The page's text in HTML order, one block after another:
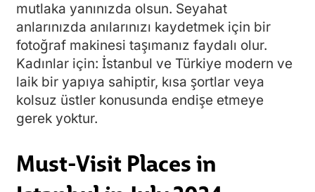
mutlaka yanınızda olsun. Seyahat
anlarınızda anılarınızı kaydetmek için bir
fotoğraf makinesi taşımanız faydalı olur.
Kadınlar için: İstanbul ve Türkiye modern ve
laik bir yapıya sahiptir, kısa şortlar veya
kolsuz üstler konusunda endişe etmeye
gerek yoktur.
Must-Visit Places in